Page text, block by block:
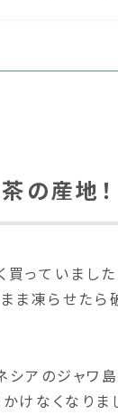
の産地！
っていました
ま凍らせたら
アのジャワ
けなくなりま